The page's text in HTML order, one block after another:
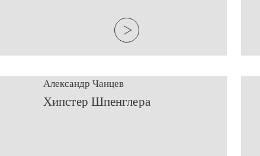
Александр Чанцев
​Хипстер Шпенглера